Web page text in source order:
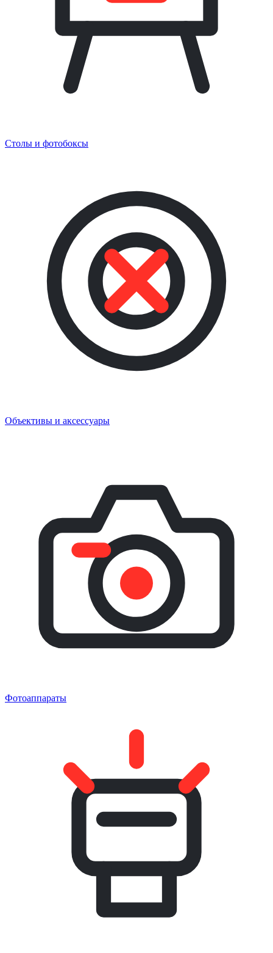
Столы и фотобоксы
Объективы и аксессуары
Фотоаппараты